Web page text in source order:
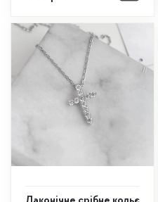
300
грн..
грн..